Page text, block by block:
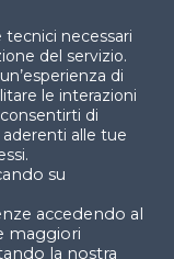
Dipartimento
necessari
del servizio.
di
le interazioni
di
alle tue
su
accedendo al
maggiori
la nostra